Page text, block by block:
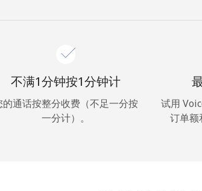
你好！
不满1分钟按1分钟计
的通话按整分收费（不足一分按
一分计）。
试用
订单额